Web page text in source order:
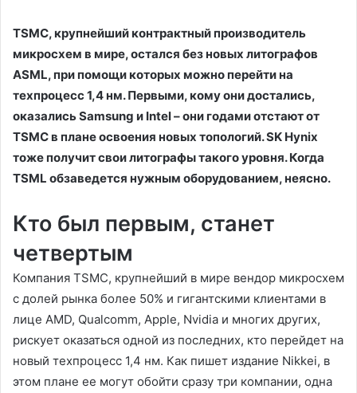
TSMC, крупнейший контрактный производитель
микросхем в мире, остался без новых литографов
ASML, при помощи которых можно перейти на
техпроцесс 1,4 нм. Первыми, кому они достались,
оказались Samsung и Intel – они годами отстают от
TSMC в плане освоения новых топологий. SK Hynix
тоже получит свои литографы такого уровня. Когда
TSML обзаведется нужным оборудованием, неясно.
Кто был первым, станет
четвертым
Компания TSMC, крупнейший в мире вендор микросхем
с долей рынка более 50% и гигантскими клиентами в
лице AMD, Qualcomm, Apple, Nvidia и многих других,
рискует оказаться одной из последних, кто перейдет на
новый техпроцесс 1,4 нм. Как пишет издание Nikkei, в
этом плане ее могут обойти сразу три компании, одна